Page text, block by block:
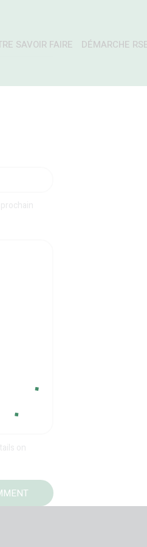
SAVOIR FAIRE DÉMARCHE
on